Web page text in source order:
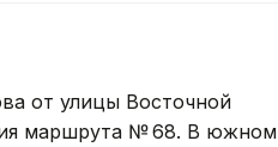
от улицы Восточной
маршрута № 68. В южном